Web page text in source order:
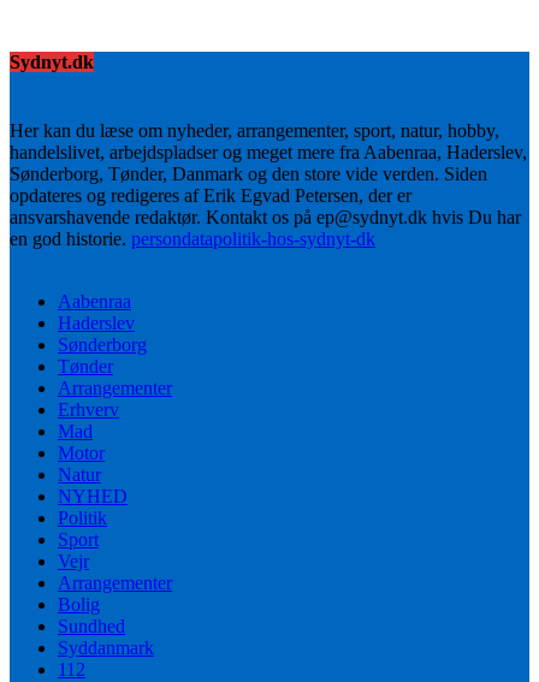
Sydnyt.dk
Her kan du læse om nyheder, arrangementer, sport, natur, hobby,
handelslivet, arbejdspladser og meget mere fra Aabenraa, Haderslev,
Sønderborg, Tønder, Danmark og den store vide verden. Siden
opdateres og redigeres af Erik Egvad Petersen, der er
ansvarshavende redaktør. Kontakt os på ep@sydnyt.dk hvis Du har
en god historie. persondatapolitik-hos-sydnyt-dk
Aabenraa
Haderslev
Sønderborg
Tønder
Arrangementer
Erhverv
Mad
Motor
Natur
NYHED
Politik
Sport
Vejr
Arrangementer
Bolig
Sundhed
Syddanmark
112